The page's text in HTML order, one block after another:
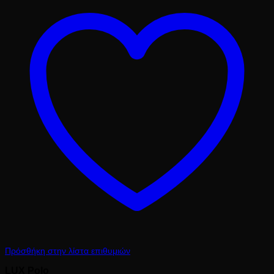
8.10 €.
Πρόσθήκη στην λίστα επιθυμιών